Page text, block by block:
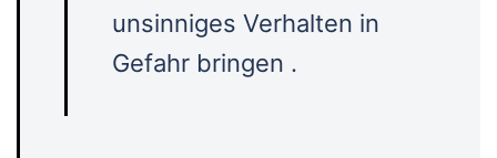
unsinniges Verhalten in
Gefahr bringen .